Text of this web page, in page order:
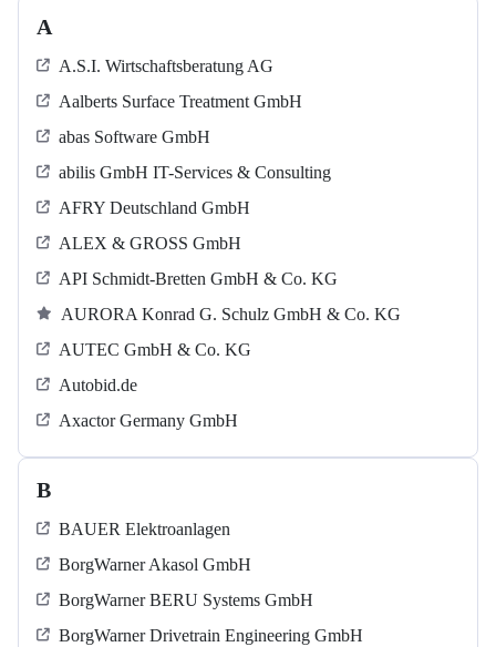
A
A.S.I. Wirtschaftsberatung AG
Aalberts Surface Treatment GmbH
abas Software GmbH
abilis GmbH IT-Services & Consulting
AFRY Deutschland GmbH
ALEX & GROSS GmbH
API Schmidt-Bretten GmbH & Co. KG
AURORA Konrad G. Schulz GmbH & Co. KG
AUTEC GmbH & Co. KG
Autobid.de
Axactor Germany GmbH
B
BAUER Elektroanlagen
BorgWarner Akasol GmbH
BorgWarner BERU Systems GmbH
BorgWarner Drivetrain Engineering GmbH